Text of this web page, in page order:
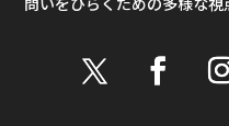
問いをひらくための多様な視